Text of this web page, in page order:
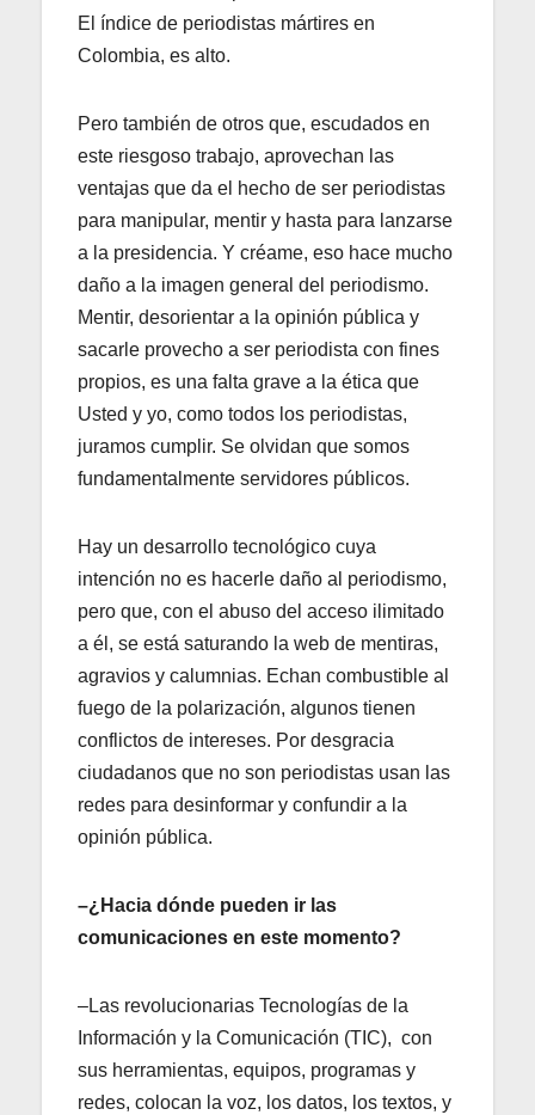
El índice de periodistas mártires en
Colombia, es alto.
Pero también de otros que, escudados en
este riesgoso trabajo, aprovechan las
ventajas que da el hecho de ser periodistas
para manipular, mentir y hasta para lanzarse
a la presidencia. Y créame, eso hace mucho
daño a la imagen general del periodismo.
Mentir, desorientar a la opinión pública y
sacarle provecho a ser periodista con fines
propios, es una falta grave a la ética que
Usted y yo, como todos los periodistas,
juramos cumplir. Se olvidan que somos
fundamentalmente servidores públicos.
Hay un desarrollo tecnológico cuya
intención no es hacerle daño al periodismo,
pero que, con el abuso del acceso ilimitado
a él, se está saturando la web de mentiras,
agravios y calumnias. Echan combustible al
fuego de la polarización, algunos tienen
conflictos de intereses. Por desgracia
ciudadanos que no son periodistas usan las
redes para desinformar y confundir a la
opinión pública.
–¿Hacia dónde pueden ir las
comunicaciones en este momento?
–Las revolucionarias Tecnologías de la
Información y la Comunicación (TIC), con
sus herramientas, equipos, programas y
redes, colocan la voz, los datos, los textos, y